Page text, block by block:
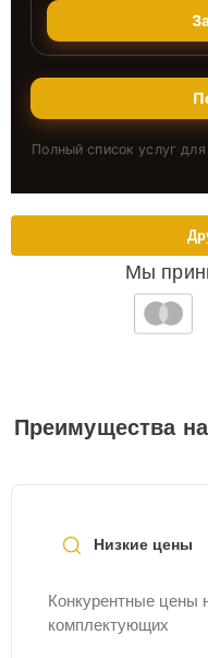
Полный список услуг для
Мы
Преимущества
Низкие цены
Конкурентные цены
комплектующих